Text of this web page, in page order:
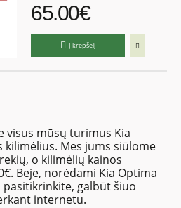
65.00€
Į krepšelį
visus mūsų turimus Kia
Mes jums siūlome
o kilimėlių kainos
Beje, norėdami Kia Optima
galbūt šiuo
internetu.